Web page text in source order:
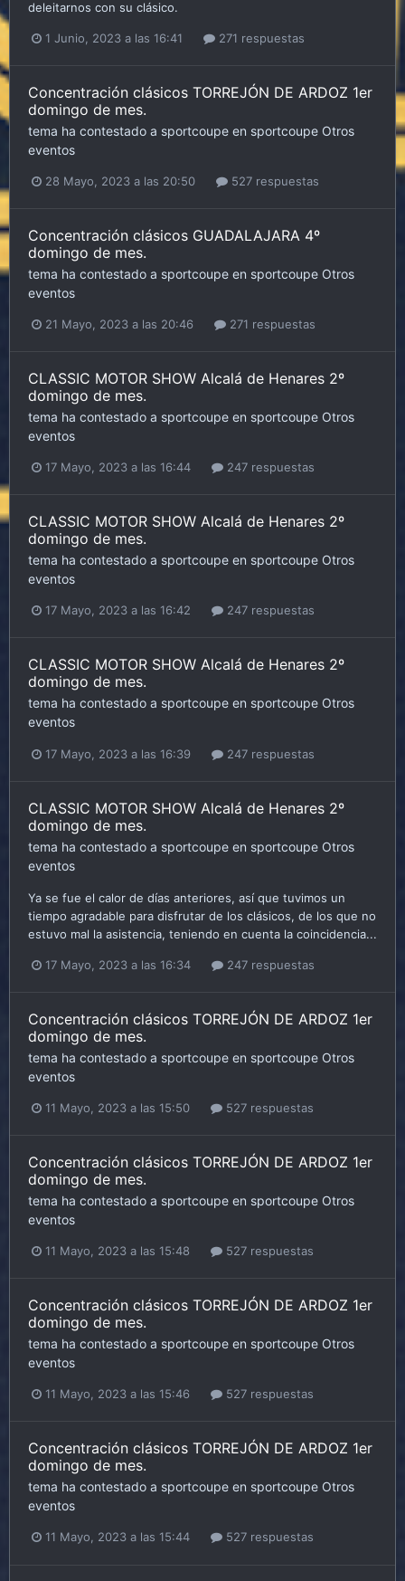
deleitarnos con su clásico.
1 Junio, 2023 a las 16:41 271 respuestas
Concentración clásicos TORREJÓN DE ARDOZ 1er
domingo de mes.
tema ha contestado a sportcoupe en sportcoupe Otros
eventos
28 Mayo, 2023 a las 20:50 527 respuestas
Concentración clásicos GUADALAJARA 4º
domingo de mes.
tema ha contestado a sportcoupe en sportcoupe Otros
eventos
21 Mayo, 2023 a las 20:46 271 respuestas
CLASSIC MOTOR SHOW Alcalá de Henares 2º
domingo de mes.
tema ha contestado a sportcoupe en sportcoupe Otros
eventos
17 Mayo, 2023 a las 16:44 247 respuestas
CLASSIC MOTOR SHOW Alcalá de Henares 2º
domingo de mes.
tema ha contestado a sportcoupe en sportcoupe Otros
eventos
17 Mayo, 2023 a las 16:42 247 respuestas
CLASSIC MOTOR SHOW Alcalá de Henares 2º
domingo de mes.
tema ha contestado a sportcoupe en sportcoupe Otros
eventos
17 Mayo, 2023 a las 16:39 247 respuestas
CLASSIC MOTOR SHOW Alcalá de Henares 2º
domingo de mes.
tema ha contestado a sportcoupe en sportcoupe Otros
eventos
Ya se fue el calor de días anteriores, así que tuvimos un
tiempo agradable para disfrutar de los clásicos, de los que no
estuvo mal la asistencia, teniendo en cuenta la coincidencia...
17 Mayo, 2023 a las 16:34 247 respuestas
Concentración clásicos TORREJÓN DE ARDOZ 1er
domingo de mes.
tema ha contestado a sportcoupe en sportcoupe Otros
eventos
11 Mayo, 2023 a las 15:50 527 respuestas
Concentración clásicos TORREJÓN DE ARDOZ 1er
domingo de mes.
tema ha contestado a sportcoupe en sportcoupe Otros
eventos
11 Mayo, 2023 a las 15:48 527 respuestas
Concentración clásicos TORREJÓN DE ARDOZ 1er
domingo de mes.
tema ha contestado a sportcoupe en sportcoupe Otros
eventos
11 Mayo, 2023 a las 15:46 527 respuestas
Concentración clásicos TORREJÓN DE ARDOZ 1er
domingo de mes.
tema ha contestado a sportcoupe en sportcoupe Otros
eventos
11 Mayo, 2023 a las 15:44 527 respuestas